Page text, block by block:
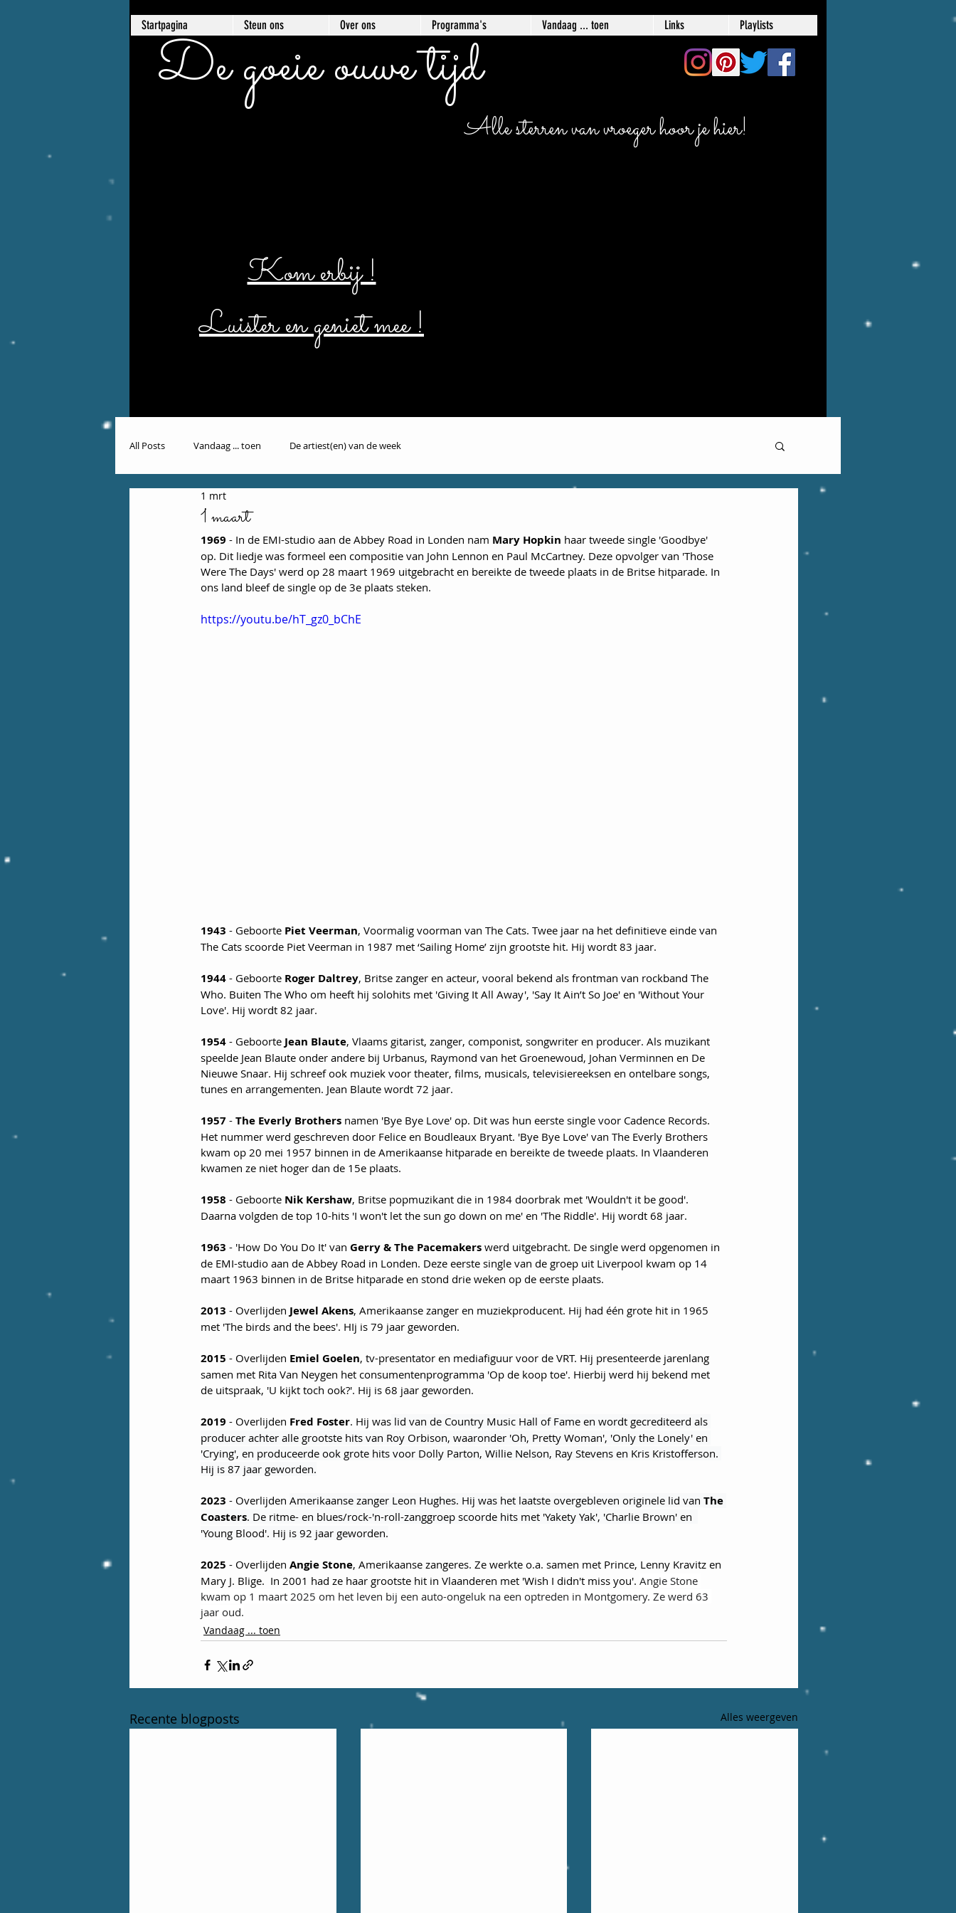
Startpagina Steun ons Over ons Programma's Vandaag ... toen Links Playlists
De goeie ouwe tijd
Kom erbij !
Luister en geniet mee !
Alle sterren van vroeger hoor je hier!
All Posts Vandaag ... toen De artiest(en) van de week
1 maart
1 mrt
1969 - In de EMI-studio aan de Abbey Road in Londen nam Mary Hopkin haar tweede single 'Goodbye'
op. Dit liedje was formeel een compositie van John Lennon en Paul McCartney. Deze opvolger van 'Those
Were The Days' werd op 28 maart 1969 uitgebracht en bereikte de tweede plaats in de Britse hitparade. In
ons land bleef de single op de 3e plaats steken.
https://youtu.be/hT_gz0_bChE
1943 - Geboorte Piet Veerman, Voormalig voorman van The Cats. Twee jaar na het definitieve einde van
The Cats scoorde Piet Veerman in 1987 met ‘Sailing Home’ zijn grootste hit. Hij wordt 83 jaar.
1944 - Geboorte Roger Daltrey, Britse zanger en acteur, vooral bekend als frontman van rockband The
Who. Buiten The Who om heeft hij solohits met 'Giving It All Away', 'Say It Ain’t So Joe' en 'Without Your
Love'. Hij wordt 82 jaar.
1954 - Geboorte Jean Blaute, Vlaams gitarist, zanger, componist, songwriter en producer. Als muzikant
speelde Jean Blaute onder andere bij Urbanus, Raymond van het Groenewoud, Johan Verminnen en De
Nieuwe Snaar. Hij schreef ook muziek voor theater, films, musicals, televisiereeksen en ontelbare songs,
tunes en arrangementen. Jean Blaute wordt 72 jaar.
1957 - The Everly Brothers namen 'Bye Bye Love' op. Dit was hun eerste single voor Cadence Records.
Het nummer werd geschreven door Felice en Boudleaux Bryant. 'Bye Bye Love' van The Everly Brothers
kwam op 20 mei 1957 binnen in de Amerikaanse hitparade en bereikte de tweede plaats. In Vlaanderen
kwamen ze niet hoger dan de 15e plaats.
1958 - Geboorte Nik Kershaw, Britse popmuzikant die in 1984 doorbrak met 'Wouldn't it be good'.
Daarna volgden de top 10-hits 'I won't let the sun go down on me' en 'The Riddle'. Hij wordt 68 jaar.
1963 - 'How Do You Do It' van Gerry & The Pacemakers werd uitgebracht. De single werd opgenomen in
de EMI-studio aan de Abbey Road in Londen. Deze eerste single van de groep uit Liverpool kwam op 14
maart 1963 binnen in de Britse hitparade en stond drie weken op de eerste plaats.
2013 - Overlijden Jewel Akens, Amerikaanse zanger en muziekproducent. Hij had één grote hit in 1965
met 'The birds and the bees'. HIj is 79 jaar geworden.
2015 - Overlijden Emiel Goelen, tv-presentator en mediafiguur voor de VRT. Hij presenteerde jarenlang
samen met Rita Van Neygen het consumentenprogramma 'Op de koop toe'. Hierbij werd hij bekend met
de uitspraak, 'U kijkt toch ook?'. Hij is 68 jaar geworden.
2019 - Overlijden Fred Foster. Hij was lid van de Country Music Hall of Fame en wordt gecrediteerd als
producer achter alle grootste hits van Roy Orbison, waaronder 'Oh, Pretty Woman', 'Only the Lonely' en
'Crying', en produceerde ook grote hits voor Dolly Parton, Willie Nelson, Ray Stevens en Kris Kristofferson.
Hij is 87 jaar geworden.
2023 - Overlijden Amerikaanse zanger Leon Hughes. Hij was het laatste overgebleven originele lid van The
Coasters. De ritme- en blues/rock-'n-roll-zanggroep scoorde hits met 'Yakety Yak', 'Charlie Brown' en
'Young Blood'. Hij is 92 jaar geworden.
2025 - Overlijden Angie Stone, Amerikaanse zangeres. Ze werkte o.a. samen met Prince, Lenny Kravitz en
Mary J. Blige.  In 2001 had ze haar grootste hit in Vlaanderen met 'Wish I didn't miss you'. Angie Stone
kwam op 1 maart 2025 om het leven bij een auto-ongeluk na een optreden in Montgomery. Ze werd 63
jaar oud.
Vandaag ... toen
Recente blogposts Alles weergeven